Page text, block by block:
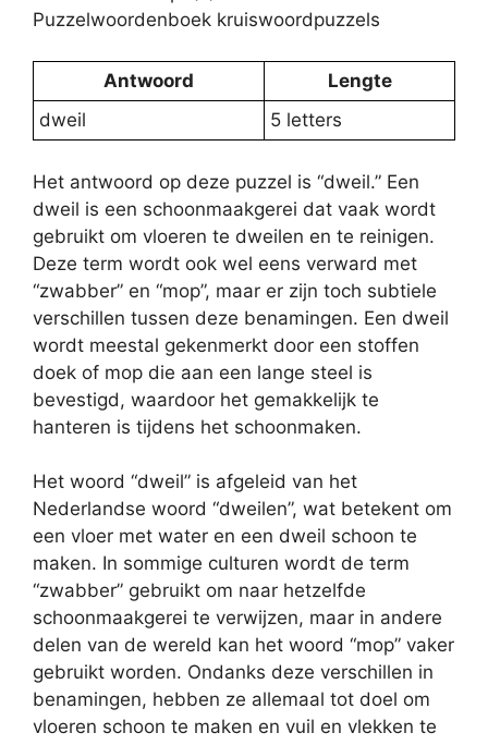
Puzzelwoordenboek kruiswoordpuzzels
Antwoord
Lengte
dweil
5 letters
Het antwoord op deze puzzel is “dweil.” Een
dweil is een schoonmaakgerei dat vaak wordt
gebruikt om vloeren te dweilen en te reinigen.
Deze term wordt ook wel eens verward met
“zwabber” en “mop”, maar er zijn toch subtiele
verschillen tussen deze benamingen. Een dweil
wordt meestal gekenmerkt door een stoffen
doek of mop die aan een lange steel is
bevestigd, waardoor het gemakkelijk te
hanteren is tijdens het schoonmaken.
Het woord “dweil” is afgeleid van het
Nederlandse woord “dweilen”, wat betekent om
een vloer met water en een dweil schoon te
maken. In sommige culturen wordt de term
“zwabber” gebruikt om naar hetzelfde
schoonmaakgerei te verwijzen, maar in andere
delen van de wereld kan het woord “mop” vaker
gebruikt worden. Ondanks deze verschillen in
benamingen, hebben ze allemaal tot doel om
vloeren schoon te maken en vuil en vlekken te